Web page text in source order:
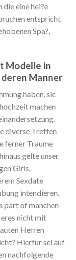
die eine hei?e
entspricht
Spa?,
Modelle in
Manner
haben, sic
machen
diverse Treffen
ferner Traume
gelte unser
Girls,
Sexdate
intendieren.
part of manchen
nicht mit
Herren
Hierfur sei auf
nachfolgende